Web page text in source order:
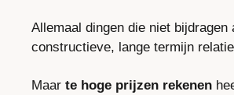
Allemaal dingen die niet bijdragen
constructieve, lange termijn
Maar te hoge prijzen rekenen